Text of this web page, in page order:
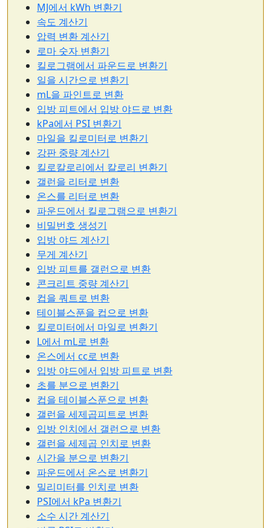
MJ에서 kWh 변환기
속도 계산기
압력 변환 계산기
로마 숫자 변환기
킬로그램에서 파운드로 변환기
일을 시간으로 변환기
mL을 파인트로 변환
입방 피트에서 입방 야드로 변환
kPa에서 PSI 변환기
마일을 킬로미터로 변환기
강판 중량 계산기
킬로칼로리에서 칼로리 변환기
갤런을 리터로 변환
온스를 리터로 변환
파운드에서 킬로그램으로 변환기
비밀번호 생성기
입방 야드 계산기
무게 계산기
입방 피트를 갤런으로 변환
콘크리트 중량 계산기
컵을 쿼트로 변환
테이블스푼을 컵으로 변환
킬로미터에서 마일로 변환기
L에서 mL로 변환
온스에서 cc로 변환
입방 야드에서 입방 피트로 변환
초를 분으로 변환기
컵을 테이블스푼으로 변환
갤런을 세제곱피트로 변환
입방 인치에서 갤런으로 변환
갤런을 세제곱 인치로 변환
시간을 분으로 변환기
파운드에서 온스로 변환기
밀리미터를 인치로 변환
PSI에서 kPa 변환기
소수 시간 계산기